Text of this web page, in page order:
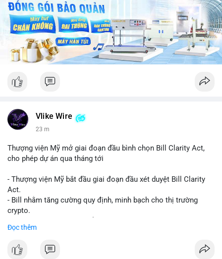
Vlike Wire
23 m
Thượng viện Mỹ mở giai đoạn đầu bình chọn Bill Clarity Act,
cho phép dự án qua tháng tới
- Thượng viện Mỹ bắt đầu giai đoạn đầu xét duyệt Bill Clarity
Act.
- Bill nhằm tăng cường quy định, minh bạch cho thị trường
crypto.
- Bill có thể ảnh hưởng pháp lý, hoạt động của các đồng tiền kỹ
Đọc thêm